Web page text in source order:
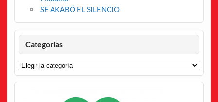
SE AKABÓ EL SILENCIO
Categorías
Categorías